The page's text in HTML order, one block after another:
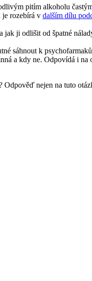
pitím alkoholu
je rozebírá v dalším dílu
jak ji odlišit od špatné
sáhnout k
a kdy ne. Odpovídá i na
nejen na tuto